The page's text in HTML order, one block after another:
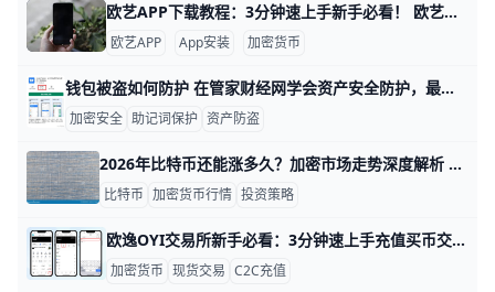
欧艺APP下载教程：3分钟速上手新手必看！ 欧艺APP是一款热门的数字资产交易工具，许多用户选择它来买卖比特币、以太坊等加密货币。根据官网数据，它支持超过300种币种交易，每天处理数百万笔订单，非常适合新手和老手。 比如，小王用它一周内成功交易了价值5000元的BTC，提现到银行卡只需10分钟。本教程一步步教你下载安装，确保零门槛上手，避免常见坑。
欧艺APP App安装 加密货币
钱包被盗如何防护 在管家财经网学会资产安全防护，最重要的就是先认识钱包被盗和私钥泄露的常见原因。很多数字资产丢失，并不是链上系统本身出问题，而是用户把助记词截图保存、把私钥发到聊天软件、或者误点了钓鱼链接。比如，有些人为了方便记住助记词，会存在手机相册或云盘里，这样一旦账号被盗，资产也可能一起被拿走。
加密安全 助记词保护 资产防盗
2026年比特币还能涨多久？加密市场走势深度解析 2026年的加密市场正处于一个关键转折点。根据多家链上数据平台统计，截至2026年第一季度，加密市场总市值维持在约2.8万亿美元，相比2025年高点仅回落约10%，显示整体仍处于高位震荡阶段。其中，比特币市占率稳定在52%—55%之间，说明资金依然集中在主流资产，而非大规模流入山寨币市场。
比特币 加密货币行情 投资策略
欧逸OYI交易所新手必看：3分钟速上手充值买币交易！ 欧逸OYI交易所新手指引：充值、买币与基础交易操作 欢迎来到欧逸OYI交易所！这是一个简单易用的平台，让新手也能快速开始数字货币投资。我们将一步步教你充值、买币和交易，用实际例子帮你上手。​ 第一步：注册和实名认证 打开欧逸OYI APP或官网，用手机号注册账号，比如输入“138xxxxxxxx”，设置密码后登录。接着做实名认证：上传身份证照片，做人脸识别，通常5分钟通过。​
加密货币 现货交易 C2C充值